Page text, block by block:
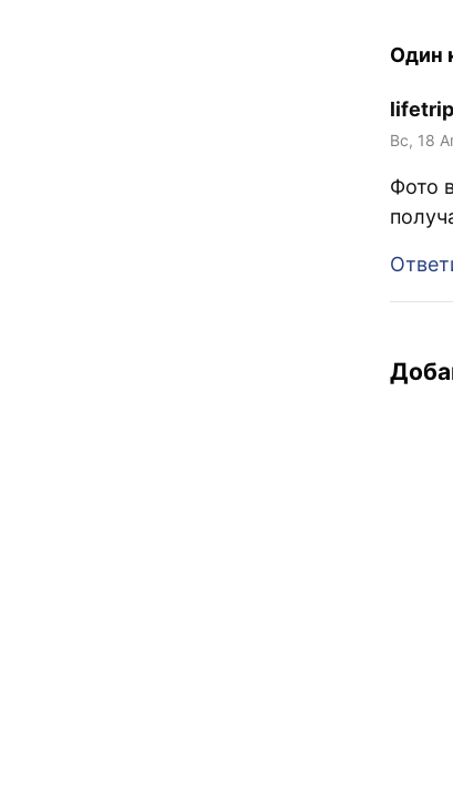
Один
lifetrip
Вс, 18
Фото